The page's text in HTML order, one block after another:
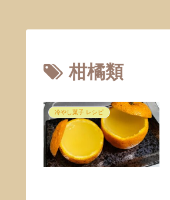
柑橘類
冷やし菓子 レシピ